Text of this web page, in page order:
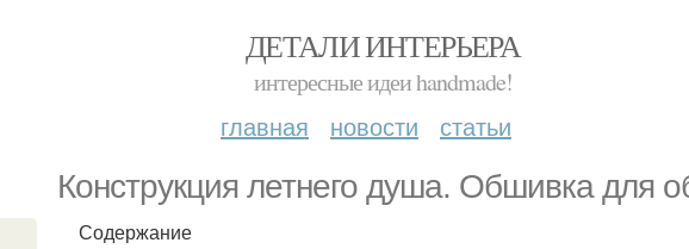
ДЕТАЛИ ИНТЕРЬЕРА
интересные идеи handmade!
главная новости статьи
Конструкция летнего душа. Обшивка для
Содержание